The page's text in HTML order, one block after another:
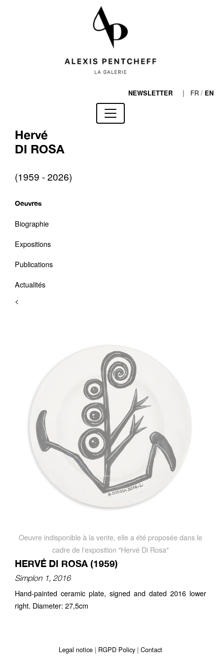
NEWSLETTER | FR / EN
Hervé
DI ROSA
(1959 - 2026)
Oeuvres
Biographie
Expositions
Publications
Actualités
<
Oeuvre indisponible à la vente, elle a été proposée dans le
cadre de l'exposition "Hervé Di Rosa"
HERVÉ DI ROSA (1959)
Simplon 1, 2016
Hand-painted ceramic plate, signed and dated 2016 lower
right. Diameter: 27,5cm
Legal notice RGPD Policy Contact